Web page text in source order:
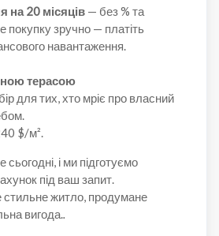
на 20 місяців— без % та
покупку зручно — платіть
навантаження.
терасою
для тих, хто мріє про власний
$/м².
і ми підготуємо
під ваш запит.
житло, продумане
вигода..